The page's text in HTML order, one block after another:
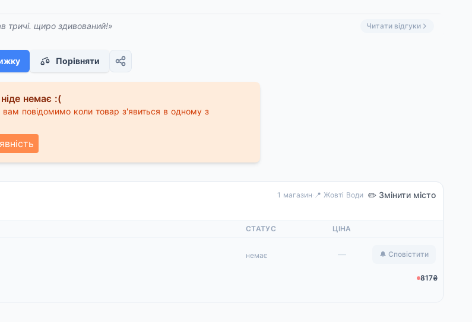
тричі. щиро здивований!» Читати відгуки
Порівняти
немає :(
повідомимо коли товар з'явиться в одному з
1 магазин· 📍 Жовті Води ✏️ Змінити місто
СТАТУС ЦІНА
немає — 🔔 Сповістити
817₴